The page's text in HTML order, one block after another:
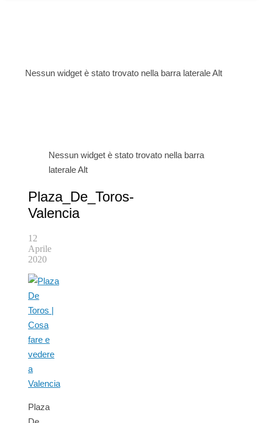
Nessun widget è stato trovato nella barra laterale Alt
Nessun widget è stato trovato nella barra
laterale Alt
Plaza_De_Toros-
Valencia
12
Aprile
2020
Plaza